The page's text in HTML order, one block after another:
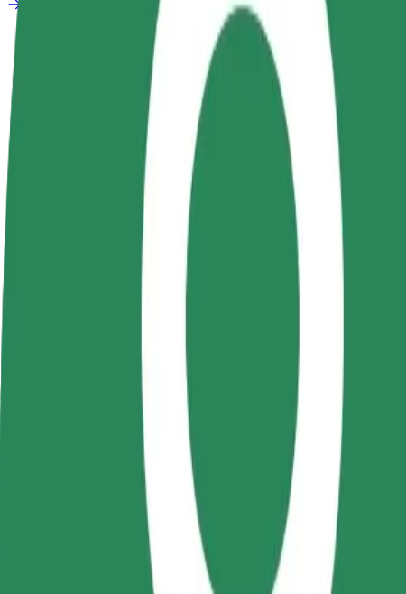
Preguntas frecuentes
Colaborar como conductor
Gana dinero colaborando
Colaborar como repartidor
Repartí comida y cobrá todas las
Cómo ir de Palas Campus a University of Medicine
¿Buscás la mejor forma de ir de Palas Campus a University of
University of Medicine and Pharmacy "Grigore T. Popa"
Comodidad y confort a un botón de distancia
Viajes fiables en coches estándar de tamaño medio.
Duración estimada del viaje